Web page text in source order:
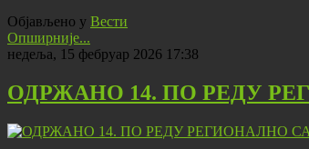
Објављено у Вести
Опширније...
недеља, 15 фебруар 2026 17:38
ОДРЖАНО 14. ПО РЕДУ